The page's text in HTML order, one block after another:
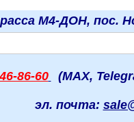
М4-ДОН, пос.
86-60 (MAX,
эл. почта: